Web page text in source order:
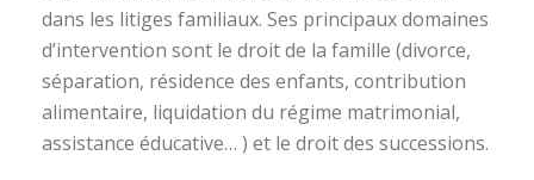
dans les litiges familiaux. Ses principaux domaines
d’intervention sont le droit de la famille (divorce,
séparation, résidence des enfants, contribution
alimentaire, liquidation du régime matrimonial,
assistance éducative… ) et le droit des successions.